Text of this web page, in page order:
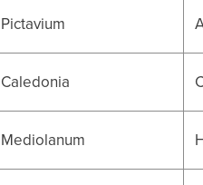
Pictavium
Caledonia
Mediolanum